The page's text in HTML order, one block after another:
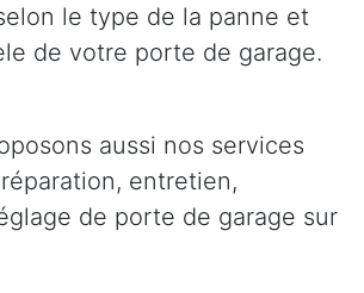
le type de la panne et
de votre porte de garage.
aussi nos services
entretien,
de porte de garage sur